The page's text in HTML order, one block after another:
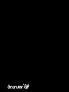
ติดตามเราได้ที่